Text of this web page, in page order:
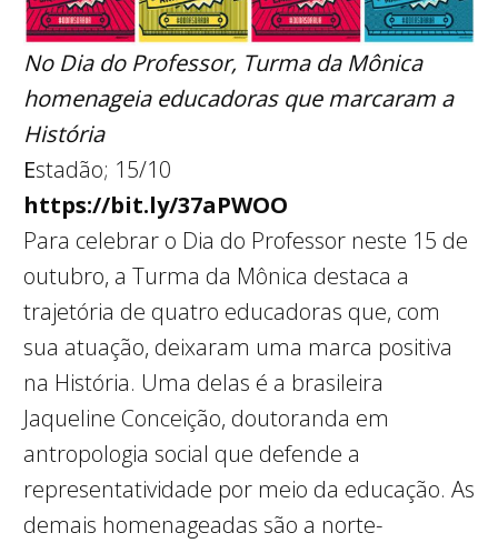
No Dia do Professor, Turma da Mônica
homenageia educadoras que marcaram a
História
Estadão; 15/10
https://bit.ly/37aPWOO
Para celebrar o Dia do Professor neste 15 de
outubro, a Turma da Mônica destaca a
trajetória de quatro educadoras que, com
sua atuação, deixaram uma marca positiva
na História. Uma delas é a brasileira
Jaqueline Conceição, doutoranda em
antropologia social que defende a
representatividade por meio da educação. As
demais homenageadas são a norte-